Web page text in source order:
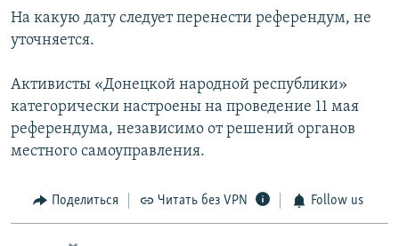
На какую дату следует перенести референдум, не
уточняется.
Активисты «Донецкой народной республики»
категорически настроены на проведение 11 мая
референдума, независимо от решений органов
местного самоуправления.
Поделиться Читать без VPN Follow us